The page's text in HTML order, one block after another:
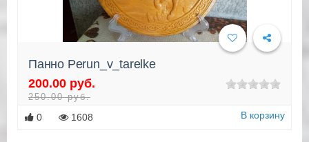
Панно Perun_v_tarelke
200.00 руб.
250.00 руб.
0 1608 В корзину